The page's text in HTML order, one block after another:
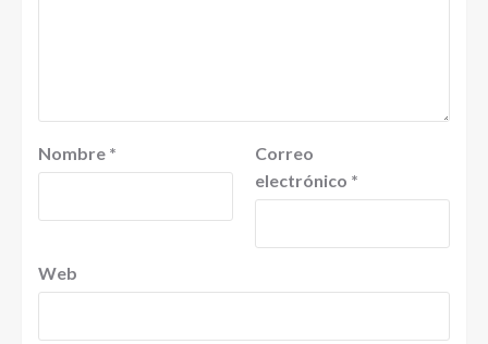
Nombre *
Correo
electrónico *
Web